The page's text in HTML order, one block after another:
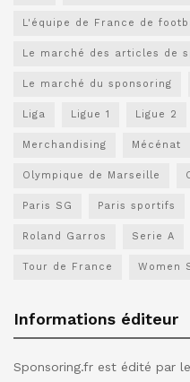
L'équipe de France de
Le marché des articles de
Le marché du sponsoring
Liga Ligue 1 Ligue 2
Merchandising Mécénat
Olympique de Marseille
Paris SG Paris sportifs
Roland Garros Serie A
Tour de France Women
Informations éditeur
Sponsoring.fr est édité par le